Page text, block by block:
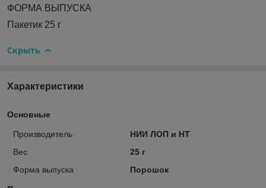
ФОРМА ВЫПУСКА
Пакетик 25 г
Скрыть
Характеристики
Основные
Производитель
НИИ ЛОП и НТ
Вес
25 г
Форма выпуска
Порошок